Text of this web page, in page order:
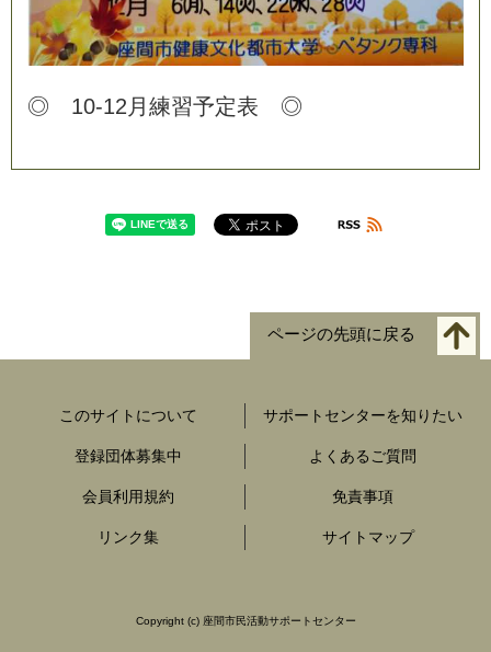
◎ 10-12 月練習予定表 ◎
ページの先頭に戻る
このサイトについて サポートセンターを知りたい
登録団体募集中 よくあるご質問
会員利用規約 免責事項
リンク集 サイトマップ
Copyright (c) 座間市民活動サポートセンター